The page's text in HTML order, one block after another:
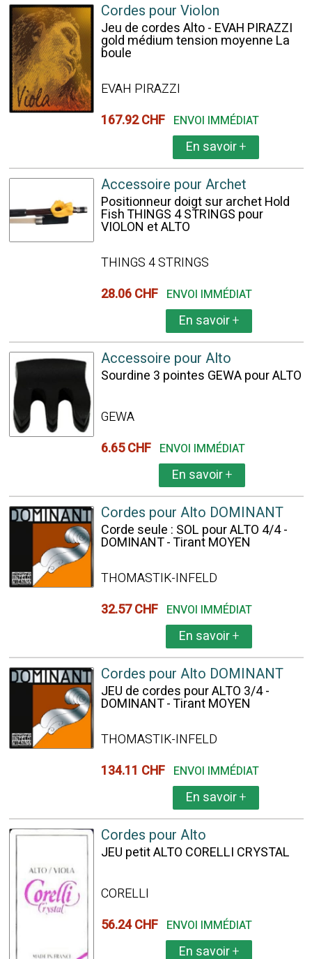
Cordes pour Violon
Jeu de cordes Alto - EVAH PIRAZZI
gold médium tension moyenne La
boule
EVAH PIRAZZI
167.92 CHF ENVOI IMMÉDIAT
En savoir+
Accessoire pour Archet
Positionneur doigt sur archet Hold
Fish THINGS 4 STRINGS pour
VIOLON et ALTO
THINGS 4 STRINGS
28.06 CHF ENVOI IMMÉDIAT
En savoir+
Accessoire pour Alto
Sourdine 3 pointes GEWA pour ALTO
GEWA
6.65 CHF ENVOI IMMÉDIAT
En savoir+
Cordes pour Alto DOMINANT
Corde seule : SOL pour ALTO 4/4 -
DOMINANT - Tirant MOYEN
THOMASTIK-INFELD
32.57 CHF ENVOI IMMÉDIAT
En savoir+
Cordes pour Alto DOMINANT
JEU de cordes pour ALTO 3/4 -
DOMINANT - Tirant MOYEN
THOMASTIK-INFELD
134.11 CHF ENVOI IMMÉDIAT
En savoir+
Cordes pour Alto
JEU petit ALTO CORELLI CRYSTAL
CORELLI
56.24 CHF ENVOI IMMÉDIAT
En savoir+